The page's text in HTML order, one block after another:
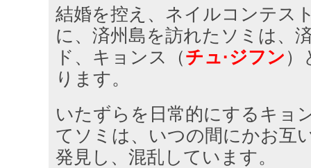
結婚を控え、ネイルコンテス
に、済州島を訪れたソミは、
ド、キョンス（チュ·ジフン ）
ります。
いたずらを日常的にするキョ
てソミは、いつの間にかお互
発見し、混乱しています。